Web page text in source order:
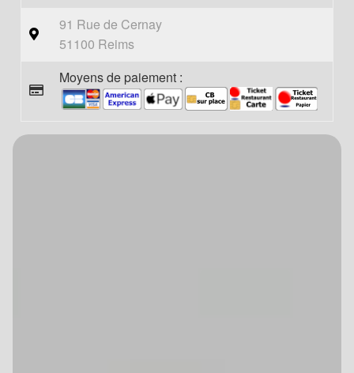
91 Rue de Cernay
51100 Reims
Moyens de paiement :